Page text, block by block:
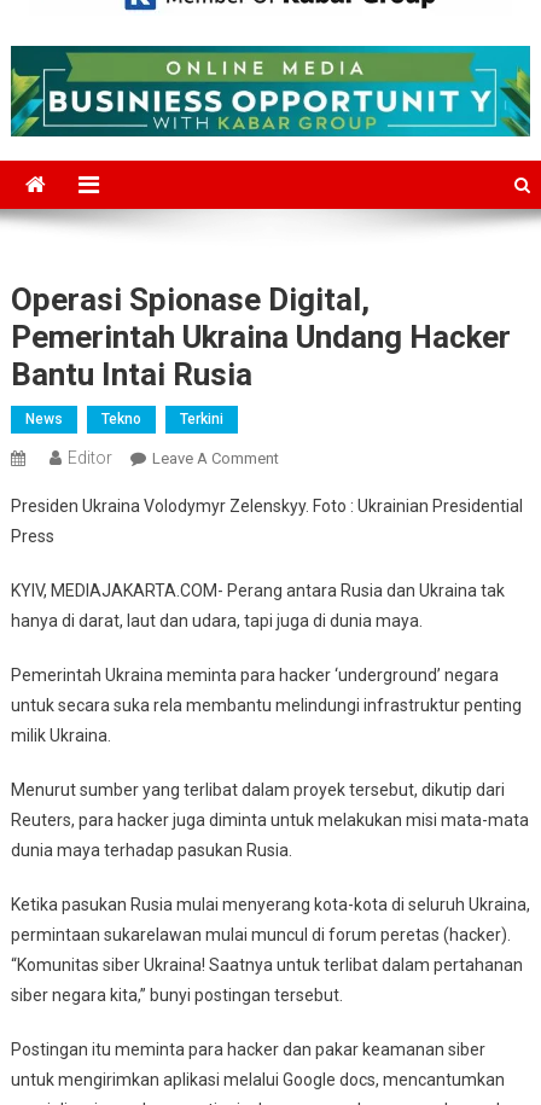
Mediajakarta.com
Operasi Spionase Digital,
Pemerintah Ukraina Undang Hacker
Bantu Intai Rusia
News Tekno Terkini
Editor Leave A CommentOn
Spionase
Ukraina
Undang
Bantu
Intai
Presiden Ukraina Volodymyr Zelenskyy. Foto : Ukrainian Presidential
Press
KYIV, MEDIAJAKARTA.COM- Perang antara Rusia dan Ukraina tak
hanya di darat, laut dan udara, tapi juga di dunia maya.
Pemerintah Ukraina meminta para hacker ‘underground’ negara
untuk secara suka rela membantu melindungi infrastruktur penting
milik Ukraina.
Menurut sumber yang terlibat dalam proyek tersebut, dikutip dari
Reuters, para hacker juga diminta untuk melakukan misi mata-mata
dunia maya terhadap pasukan Rusia.
Ketika pasukan Rusia mulai menyerang kota-kota di seluruh Ukraina,
permintaan sukarelawan mulai muncul di forum peretas (hacker).
“Komunitas siber Ukraina! Saatnya untuk terlibat dalam pertahanan
siber negara kita,” bunyi postingan tersebut.
Postingan itu meminta para hacker dan pakar keamanan siber
untuk mengirimkan aplikasi melalui Google docs, mencantumkan